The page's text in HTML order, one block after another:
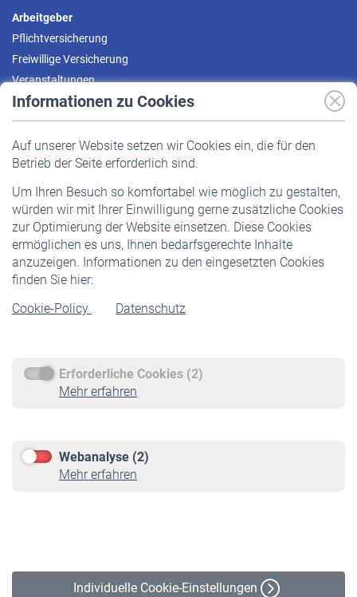
Informationen zu Cookies
Auf unserer Website setzen wir Cookies ein, die für den
Betrieb der Seite erforderlich sind.
Um Ihren Besuch so komfortabel wie möglich zu gestalten,
würden wir mit Ihrer Einwilligung gerne zusätzliche Cookies
zur Optimierung der Website einsetzen. Diese Cookies
ermöglichen es uns, Ihnen bedarfsgerechte Inhalte
anzuzeigen. Informationen zu den eingesetzten Cookies
finden Sie hier:
Cookie-Policy
Datenschutz
Erforderliche Cookies (2)
Mehr erfahren
Webanalyse (2)
Mehr erfahren
Individuelle Cookie-Einstellungen
Arbeitgeber
Pflichtversicherung
Freiwillige Versicherung
Veranstaltungen
Pflichtversicherung
Staatliche Förderung
Veranstaltungen
Rentner
Rentenbeginn
Rente beantragen
Service
Informationen
Online-Rechner
VBLnewsletter
Erklärung zur Barrierefreiheit